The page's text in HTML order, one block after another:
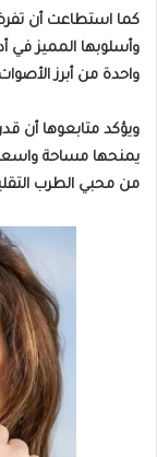
كما استطاعت أن
وأسلوبها المميز في
واحدة من أبرز
ويؤكد متابعوها أن
يمنحها مساحة
من محبي الطرب